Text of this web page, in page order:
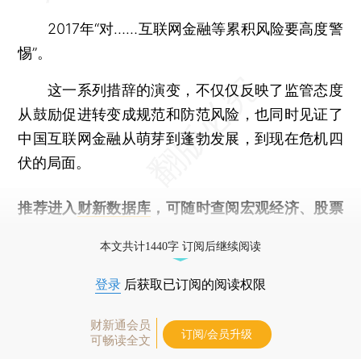
2017年“对……互联网金融等累积风险要高度警
惕”。
这一系列措辞的演变，不仅仅反映了监管态度
从鼓励促进转变成规范和防范风险，也同时见证了
中国互联网金融从萌芽到蓬勃发展，到现在危机四
伏的局面。
推荐进入 财新数据库 ，可随时查阅宏观经济、股票
本文共计1440字 订阅后继续阅读
登录 后获取已订阅的阅读权限
财新通会员
可畅读全文
订阅/会员升级